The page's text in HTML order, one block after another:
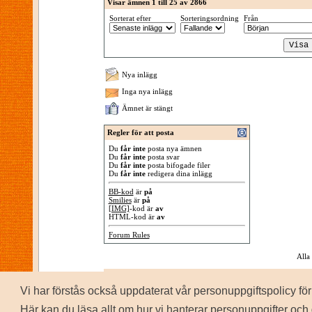
Vi har förstås också uppdaterat vår personuppgiftspolicy
Här kan du läsa allt om hur vi hanterar personuppgifter och
Visar ämnen 1 till 25 av 2866
Sorterat efter
Sorteringsordning Från
Nya inlägg
Inga nya inlägg
Ämnet är stängt
Regler för att posta
Du får inteposta nya ämnen
Du får inteposta svar
Du får inteposta bifogade filer
Du får interedigera dina inlägg
BB-kod är på
Smiliesär på
[IMG]-kod är av
HTML-kod är av
Forum Rules
Alla